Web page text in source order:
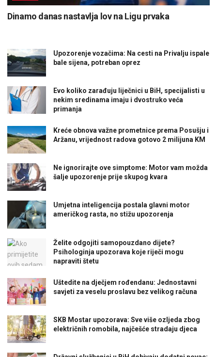
Dinamo danas nastavlja lov na Ligu prvaka
Upozorenje vozačima: Na cesti na Privalju ispale
bale sijena, potreban oprez
Evo koliko zarađuju liječnici u BiH, specijalisti u
nekim sredinama imaju i dvostruko veća
primanja
Kreće obnova važne prometnice prema Posušju i
Aržanu, vrijednost radova gotovo 2 milijuna KM
Ne ignorirajte ove simptome: Motor vam možda
šalje upozorenje prije skupog kvara
Umjetna inteligencija postala glavni motor
američkog rasta, no stižu upozorenja
Želite odgojiti samopouzdano dijete?
Psihologinja upozorava koje riječi mogu
napraviti štetu
Uštedite na dječjem rođendanu: Jednostavni
savjeti za veselu proslavu bez velikog računa
SKB Mostar upozorava: Sve više ozljeda zbog
električnih romobila, najčešće stradaju djeca